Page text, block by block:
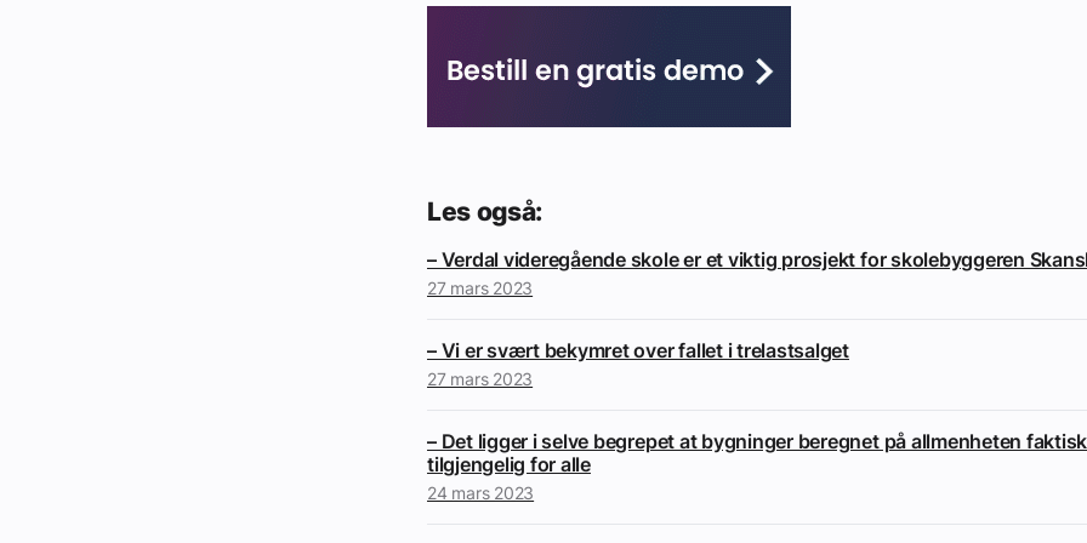
Les også:
– Verdal videregående skole er et viktig prosjekt for skolebyggeren
27 mars 2023
– Vi er svært bekymret over fallet i trelastsalget
27 mars 2023
– Det ligger i selve begrepet at bygninger beregnet på allmenheten
tilgjengelig for alle
24 mars 2023